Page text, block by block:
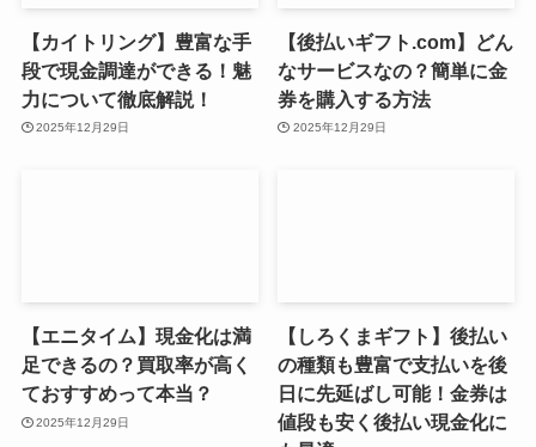
【カイトリング】豊富な手
段で現金調達ができる！魅
力について徹底解説！
2025年12月29日
【後払いギフト.com】どん
なサービスなの？簡単に金
券を購入する方法
2025年12月29日
【エニタイム】現金化は満
足できるの？買取率が高く
ておすすめって本当？
2025年12月29日
【しろくまギフト】後払い
の種類も豊富で支払いを後
日に先延ばし可能！金券は
値段も安く後払い現金化に